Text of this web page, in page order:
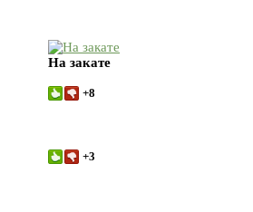
На закате
+8
+3